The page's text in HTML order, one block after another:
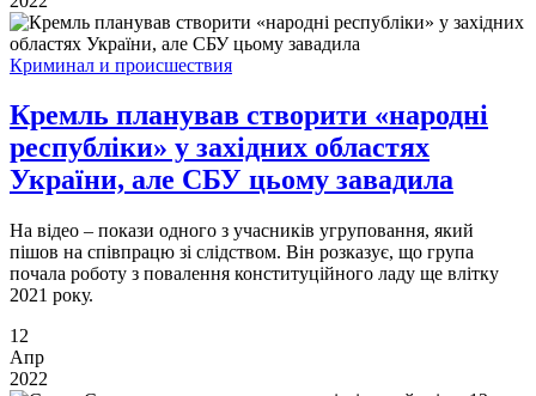
Криминал и происшествия
Кремль планував створити «народні
республіки» у західних областях
України, але СБУ цьому завадила
На відео – покази одного з учасників угруповання, який
пішов на співпрацю зі слідством. Він розказує, що група
почала роботу з повалення конституційного ладу ще влітку
2021 року.
12
Апр
2022